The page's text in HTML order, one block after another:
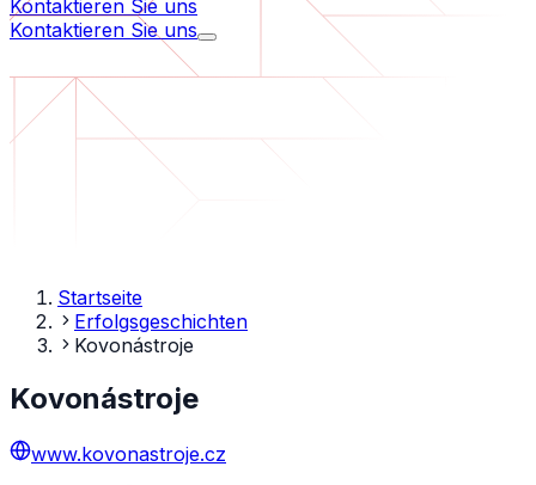
Kontaktieren Sie uns
Kontaktieren Sie uns
Startseite
Erfolgsgeschichten
Kovonástroje
Kovonástroje
www.kovonastroje.cz